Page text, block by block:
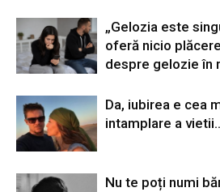
„Gelozia este
oferă nicio
despre gelozie în
Da, iubirea e cea
intamplare a
Nu te poți numi